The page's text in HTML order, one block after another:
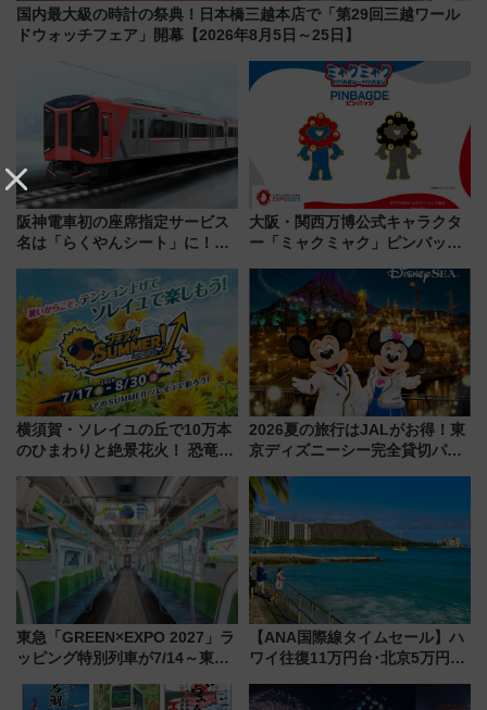
国内最大級の時計の祭典！日本橋三越本店で「第29回三越ワール
ドウォッチフェア」開幕【2026年8月5日～25日】
阪神電車初の座席指定サービス
名は「らくやんシート」に！新
大阪・関西万博公式キャラクタ
ー「ミャクミャク」ピンバッジ
中旬発売
横須賀・ソレイユの丘で10万本
のひまわりと絶景花火！ 恐竜や
帰りお出かけ最新情報（2026年
7月17日～開催）
2026夏の旅行はJALがお得！東
京ディズニーシー完全貸切パー
ーン始まる 条件は「夏の国内
線に2回搭乗」
東急「GREEN×EXPO 2027」ラ
ッピング特別列車が7/14～東
ー！ 注目の編成やデザインまと
【ANA国際線タイムセール】ハ
ワイ往復11万円台･北京5万円台
来春のGW旅行まで狙える激ア